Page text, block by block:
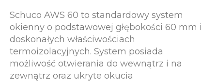
Schuco AWS 60 to standardowy system
okienny o podstawowej głębokości 60 mm i
doskonałych właściwościach
termoizolacyjnych. System posiada
możliwość otwierania do wewnątrz i na
zewnątrz oraz ukryte okucia